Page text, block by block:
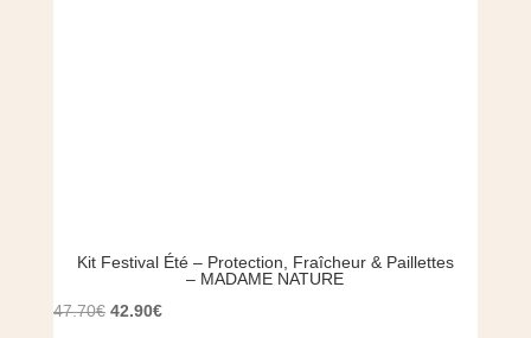
Kit Festival Été – Protection, Fraîcheur & Paillettes
– MADAME NATURE
47.70€ Le
42.90€Le